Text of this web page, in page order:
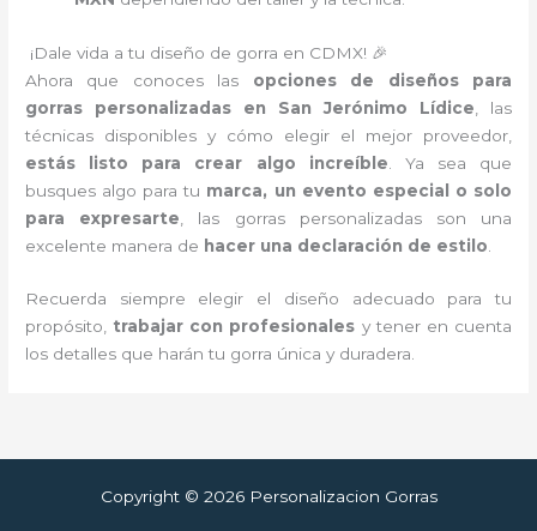
¡Dale vida a tu diseño de gorra en CDMX! 🎉
Ahora que conoces las opciones de diseños para
gorras personalizadas en San Jerónimo Lídice , las
técnicas disponibles y cómo elegir el mejor proveedor,
estás listo para crear algo increíble . Ya sea que
busques algo para tu marca, un evento especial o solo
para expresarte , las gorras personalizadas son una
excelente manera de hacer una declaración de estilo
Recuerda siempre elegir el diseño adecuado para tu
propósito, trabajar con profesionales y tener en cuenta
los detalles que harán tu gorra única y duradera.
Copyright © 2026 Personalizacion Gorras